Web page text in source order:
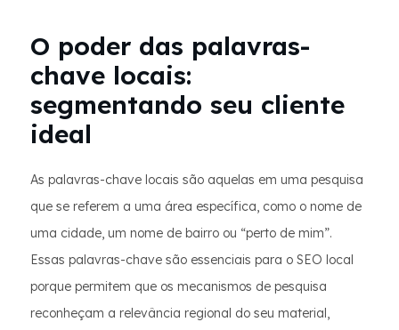
O poder das palavras-
chave locais:
segmentando seu cliente
ideal
As palavras-chave locais são aquelas em uma pesquisa
que se referem a uma área específica, como o nome de
uma cidade, um nome de bairro ou “perto de mim”.
Essas palavras-chave são essenciais para o SEO local
porque permitem que os mecanismos de pesquisa
reconheçam a relevância regional do seu material,